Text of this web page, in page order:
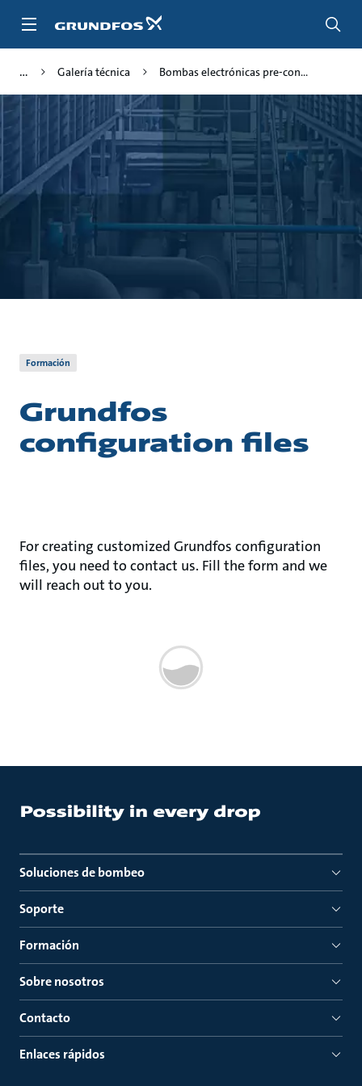
Galería técnica Bombas electrónicas pre-con...
Formación
Grundfos
configuration files
For creating customized Grundfos configuration
files, you need to contact us. Fill the form and we
will reach out to you.
Soluciones de bombeo
Soporte
Formación
Sobre nosotros
Contacto
Enlaces rápidos